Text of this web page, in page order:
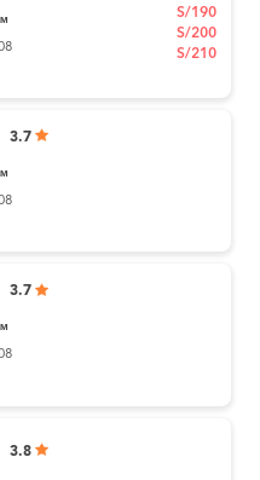
S/190
S/200
S/210
3.7
3.7
3.8